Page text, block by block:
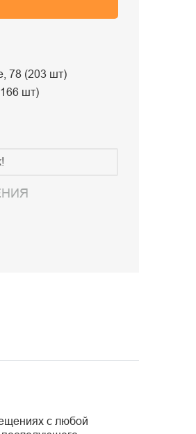
78 (203 шт)
шт)
с любой